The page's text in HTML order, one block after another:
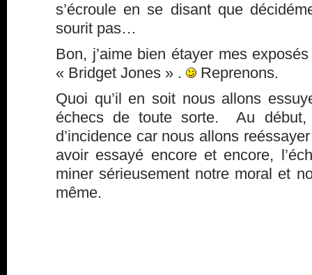
s’écroule en se disant que
sourit pas…
Bon, j’aime bien étayer mes
« Bridget Jones » .
Reprenons.
Quoi qu’il en soit nous allons
échecs de toute sorte. Au début,
d’incidence car nous allons
avoir essayé encore et encore,
miner sérieusement notre moral et
même.